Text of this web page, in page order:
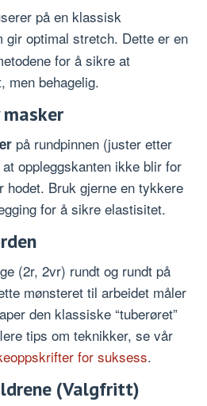
på en klassisk
gir optimal stretch. Dette er en
for å sikre at
men behagelig.
på rundpinnen (juster etter
oppleggskanten ikke blir for
hodet. Bruk gjerne en tykkere
for å sikre elastisitet.
(2r, 2vr) rundt og rundt på
mønsteret til arbeidet måler
den klassiske “tuberøret”
tips om teknikker, se vår
for suksess.
(Valgfritt)